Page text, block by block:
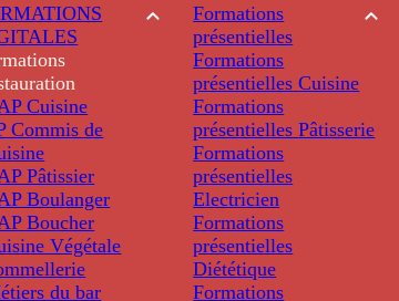
Cuisine
Commis de
Pâtissier
Boulanger
Boucher
Végétale
du bar
Formations
présentielles
Formations
présentielles Cuisine
Formations
présentielles Pâtisserie
Formations
présentielles
Electricien
Formations
présentielles
Diététique
Formations